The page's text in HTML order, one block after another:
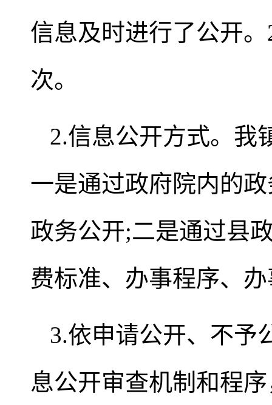
信息及时进行了公开
次。
2.信息公开方式。我
一是通过政府院内的
政务公开;二是通过县
费标准、办事程序、
3.依申请公开、不予
息公开审查机制和程